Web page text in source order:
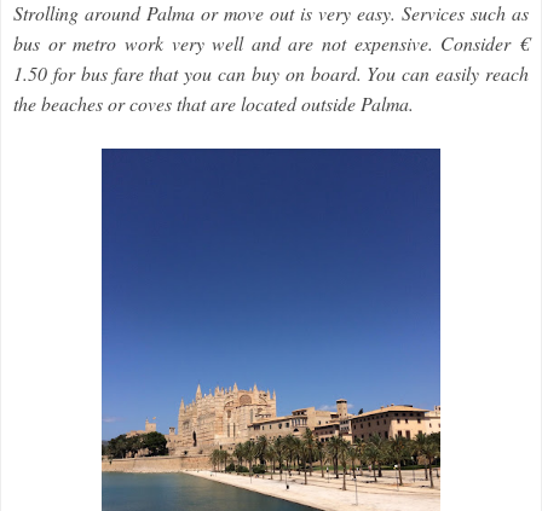
Strolling around Palma or move out is very easy. Services such as
bus or metro work very well and are not expensive. Consider €
1.50 for bus fare that you can buy on board. You can easily reach
the beaches or coves that are located outside Palma.